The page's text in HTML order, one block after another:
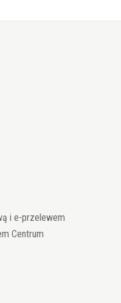
i e-przelewem
Centrum